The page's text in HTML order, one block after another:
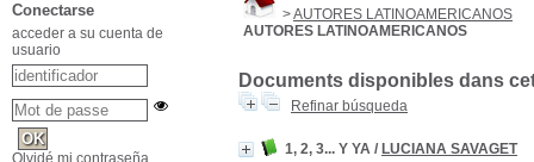
>AUTORES LATINOAMERICANOS
AUTORES LATINOAMERICANOS
Documents disponibles dans
Refinar búsqueda
1, 2, 3... Y YA / LUCIANA SAVAGET
Conectarse
acceder a su cuenta de
usuario
Olvidé mi contraseña